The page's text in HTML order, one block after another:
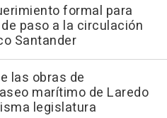
formal para
paso a la circulación
Santander
las obras de
marítimo de Laredo
legislatura